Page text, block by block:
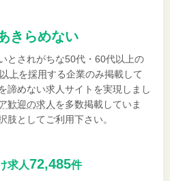
きらめない
とされがちな50代・60代以上の
上を採用する企業のみ掲載して
諦めない求人サイトを実現しまし
歓迎の求人 を多数掲載していま
肢としてご利用下さい。
求人72,485件